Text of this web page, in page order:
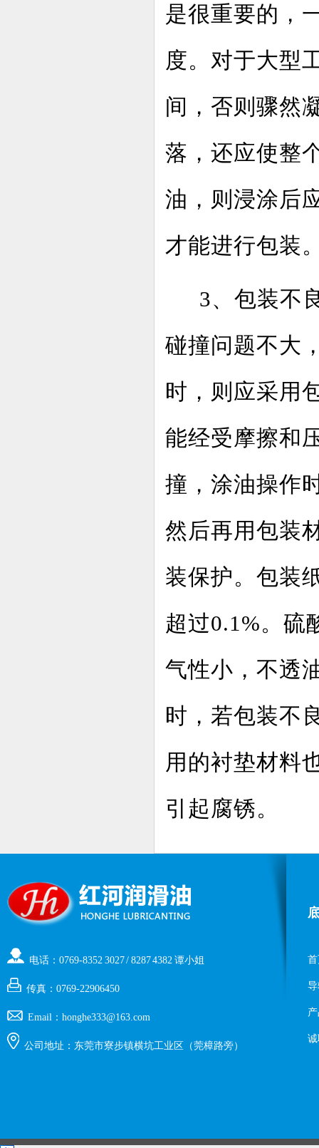
是很重要的，
度。对于大型
间，否则骤
落，还应使整
油，则浸涂后
才能进行包装
3、包装不
碰撞问题不大
时，则应采用
能经受摩擦和
撞，涂油操
然后再用包装
装保护。包装
超过0.1%。硫
气性小，不
时，若包装不
用的衬垫材料
引起腐锈。
电话：0769-8352 3027 / 8287 4382 谭小姐
传真：0769-22906450
Email：honghe333@163.com
公司地址：东莞市寮步镇横坑工业区（莞樟路旁）